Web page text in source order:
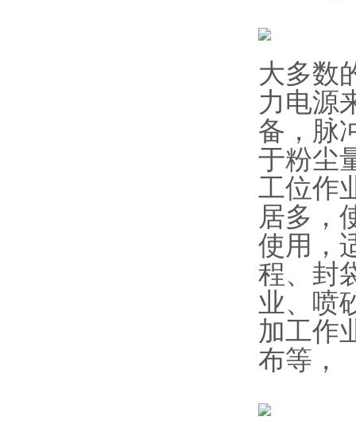
大多数
力电源
备，脉
于粉尘
工位作
居多，
使用，
程、封
业、喷
加工作
布等，